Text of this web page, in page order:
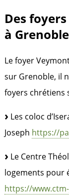
Des
à Grenoble
Le foyer
sur Grenoble, il
foyers chrétiens
Les coloc
Joseph https://
Le Centre
logements pour
https://